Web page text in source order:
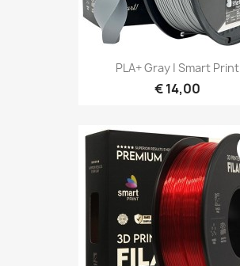
PLA+ Gray | Smart Print
€ 14,00